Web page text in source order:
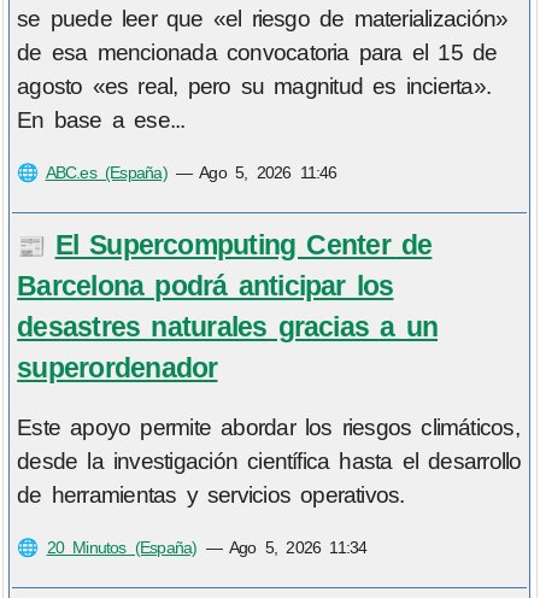
se puede leer que «el riesgo de materialización»
de esa mencionada convocatoria para el 15 de
agosto «es real, pero su magnitud es incierta».
En base a ese...
🌐 ABC.es (España)—Ago 5, 2026 11:46
📰 El Supercomputing Center de
Barcelona podrá anticipar los
desastres naturales gracias a un
superordenador
Este apoyo permite abordar los riesgos climáticos,
desde la investigación científica hasta el desarrollo
de herramientas y servicios operativos.
🌐 20 Minutos (España) —Ago 5, 2026 11:34